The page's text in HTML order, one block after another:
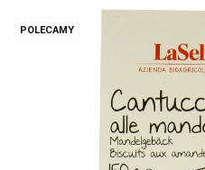
POLECAMY